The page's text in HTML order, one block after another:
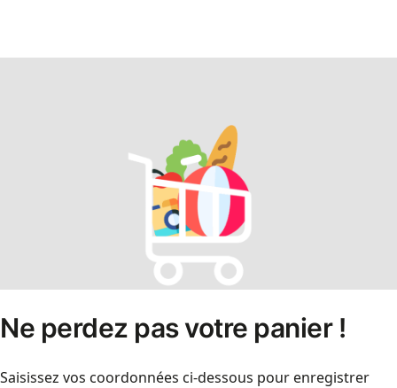
Ne perdez pas votre panier !
Saisissez vos coordonnées ci-dessous pour enregistrer